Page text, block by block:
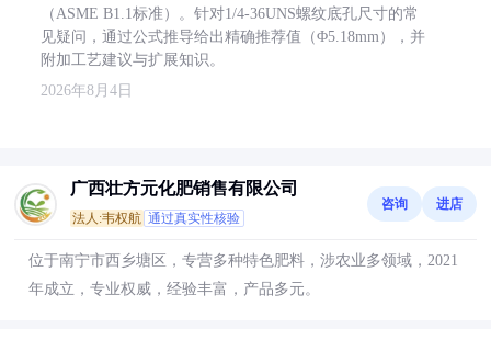
（ASME B1.1标准）。针对1/4-36UNS螺纹底孔尺寸的常
见疑问，通过公式推导给出精确推荐值（Φ5.18mm），并
附加工艺建议与扩展知识。
2026年8月4日
广西壮方元化肥销售有限公司
法人:韦权航 通过真实性核验
咨询 进店
位于南宁市西乡塘区，专营多种特色肥料，涉农业多领域，2021
年成立，专业权威，经验丰富，产品多元。